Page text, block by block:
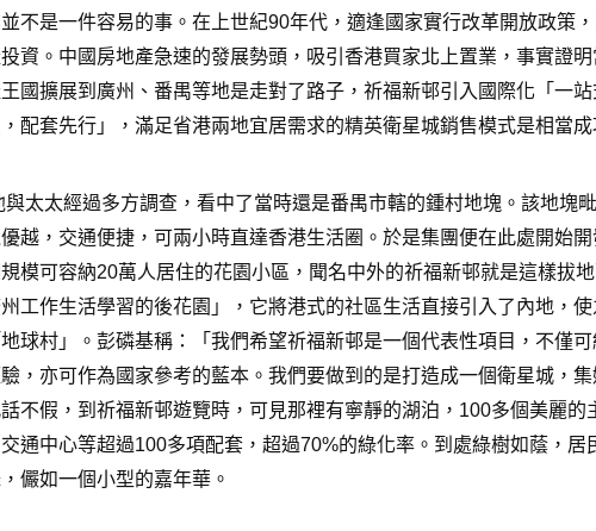
不是一件容易的事。在上世紀90年代，適逢國家實行改革開放政策
資。中國房地產急速的發展勢頭，吸引香港買家北上置業，事實證
國擴展到廣州、番禺等地是走對了路子，祈福新邨引入國際化「一
配套先行」，滿足省港兩地宜居需求的精英衛星城銷售模式是相當成
與太太經過多方調查，看中了當時還是番禺市轄的鍾村地塊。該地塊
越，交通便捷，可兩小時直達香港生活圈。於是集團便在此處開始
模可容納20萬人居住的花園小區，聞名中外的祈福新邨就是這樣拔
工作生活學習的後花園」，它將港式的社區生活直接引入了內地，
球村」。彭磷基稱：「我們希望祈福新邨是一個代表性項目，不僅
，亦可作為國家參考的藍本。我們要做到的是打造成一個衛星城，
不假，到祈福新邨遊覽時，可見那裡有寧靜的湖泊， 100多個美麗的
通中心等超過100多項配套，超過70%的綠化率。到處綠樹如蔭，居
儼如一個小型的嘉年華。